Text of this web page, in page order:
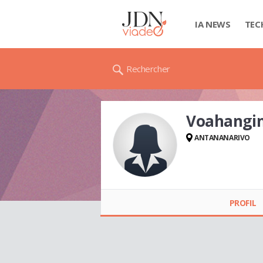
IA NEWS
Rechercher
ANTANANARIVO
PROFIL